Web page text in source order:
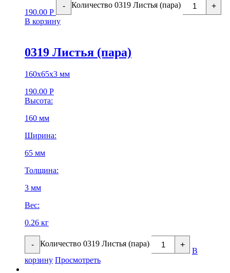
190.00 Р
- Количество 0319 Листья (пара)
+
В корзину
0319 Листья (пара)
160х65х3 мм
190.00 Р
Высота:
160 мм
Ширина:
65 мм
Толщина:
3 мм
Вес:
0.26 кг
- Количество 0319 Листья (пара) +
В
корзину Просмотреть